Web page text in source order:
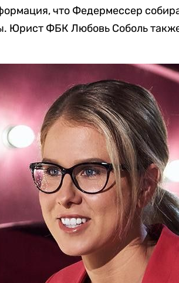
что Федермессер
Юрист ФБК Любовь Соболь